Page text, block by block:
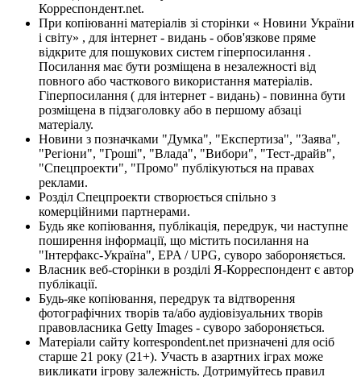
Корреспондент.net.
При копіюванні матеріалів зі сторінки « Новини України
і світу» , для інтернет - видань - обов'язкове пряме
відкрите для пошукових систем гіперпосилання .
Посилання має бути розміщена в незалежності від
повного або часткового використання матеріалів.
Гіперпосилання ( для інтернет - видань) - повинна бути
розміщена в підзаголовку або в першому абзаці
матеріалу.
Новини з позначками "Думка", "Експертиза", "Заява",
"Регіони", "Гроші", "Влада", "Вибори", "Тест-драйв",
"Спецпроекти", "Промо" публікуються на правах
реклами.
Розділ Спецпроекти створюється спільно з
комерційними партнерами.
Будь яке копіювання, публікація, передрук, чи наступне
поширення інформації, що містить посилання на
"Інтерфакс-Україна", EPA / UPG, суворо забороняється.
Власник веб-сторінки в розділі Я-Корреспондент є автор
публікації.
Будь-яке копіювання, передрук та відтворення
фотографічних творів та/або аудіовізуальних творів
правовласника Getty Images - суворо забороняється.
Матеріали сайту korrespondent.net призначені для осіб
старше 21 року (21+). Участь в азартних іграх може
викликати ігрову залежність. Дотримуйтесь правил